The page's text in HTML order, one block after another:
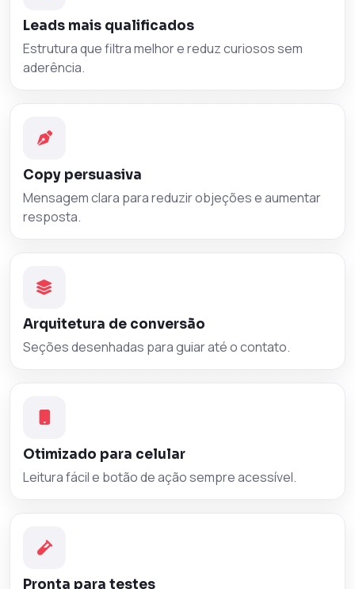
Leads mais qualificados
Estrutura que filtra melhor e reduz curiosos sem
aderência.
Copy persuasiva
Mensagem clara para reduzir objeções e aumentar
resposta.
Arquitetura de conversão
Seções desenhadas para guiar até o contato.
Otimizado para celular
Leitura fácil e botão de ação sempre acessível.
Pronta para testes